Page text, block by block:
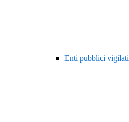
Enti pubblici vigilati